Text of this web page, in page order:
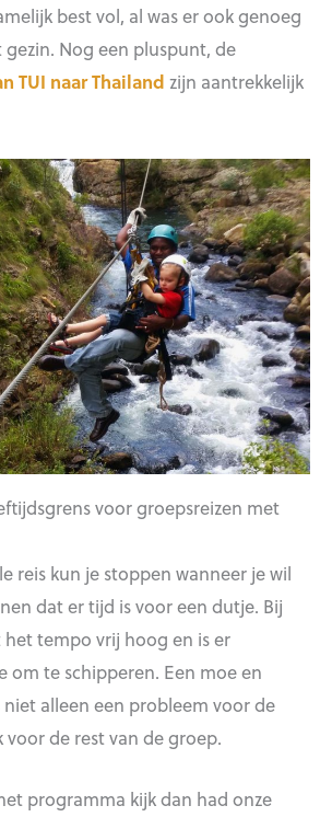
best vol, al was er ook genoeg
Nog een pluspunt, de
TUI naar Thailand zijn aantrekkelijk
voor groepsreizen met
reis kun je stoppen wanneer je wil
dat er tijd is voor een dutje. Bij
tempo vrij hoog en is er
om te schipperen. Een moe en
alleen een probleem voor de
de rest van de groep.
programma kijk dan had onze